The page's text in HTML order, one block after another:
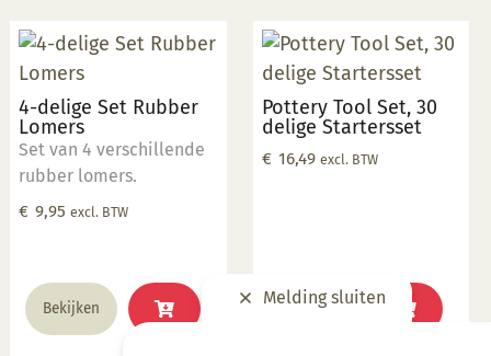
Melding sluiten
4-delige Set Rubber
Lomers
Set van 4 verschillende
rubber lomers.
€ 9,95 excl. BTW
Bekijken
Pottery Tool Set, 30
delige Startersset
€ 16,49 excl. BTW
Bekijken